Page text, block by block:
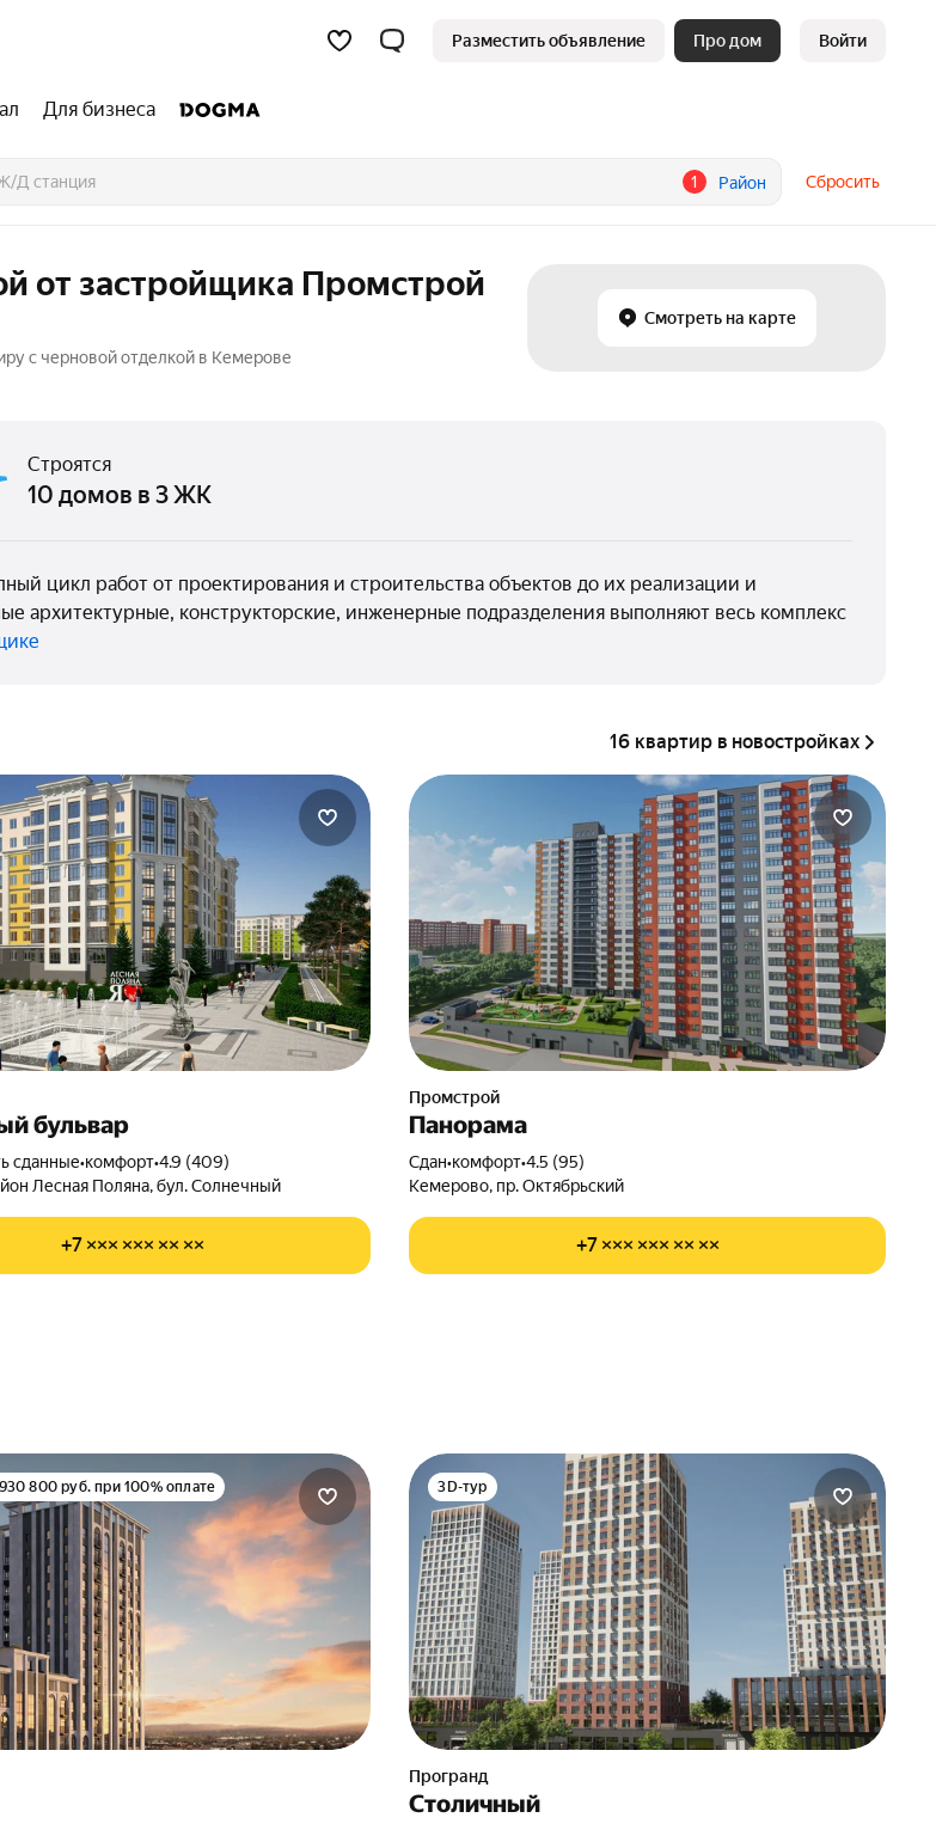
Разместить объявление Про дом Войти
Для бизнеса
1 Район Сбросить
от застройщика Промстрой
с черновой отделкой в Кемерове
Смотреть на карте
Строятся
10 домов в 3 ЖК
цикл работ от проектирования и строительства объектов до их реализации и
архитектурные, конструкторские, инженерные подразделения выполняют весь комплекс
16 квартир в новостройках
бульвар
сданные•комфорт•4.9 (409)
Лесная Поляна, бул. Солнечный
+7 ××× ××× ×× ××
Промстрой
Панорама
Сдан•комфорт•4.5 (95)
Кемерово, пр. Октябрьский
+7 ××× ××× ×× ××
800 руб. при 100% оплате
3D-тур
Програнд
Столичный